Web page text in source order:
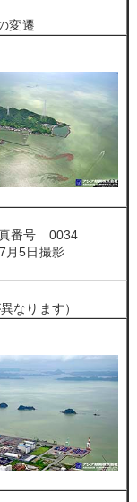
変遷
番号 0034
7月5日撮影
なります）